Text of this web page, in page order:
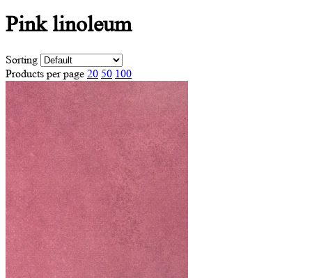
Pinklinoleum
Sorting
Products per page 20 50 100